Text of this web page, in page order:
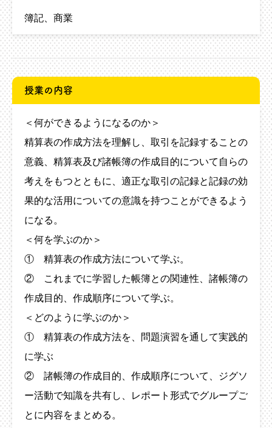
簿記 商業
授業の内容
＜何ができるようになるのか＞
精算表の作成方法を理解し、取引を記録することの
意義、精算表及び諸帳簿の作成目的について自らの
考えをもつとともに、適正な取引の記録と記録の効
果的な活用についての意識を持つことができるよう
になる。
＜何を学ぶのか＞
① 精算表の作成方法について学ぶ。
② これまでに学習した帳簿との関連性、諸帳簿の
作成目的、作成順序について学ぶ。
＜どのように学ぶのか＞
① 精算表の作成方法を、問題演習を通して実践的
に学ぶ
② 諸帳簿の作成目的、作成順序について、ジグソ
ー活動で知識を共有し、レポート形式でグループご
とに内容をまとめる。